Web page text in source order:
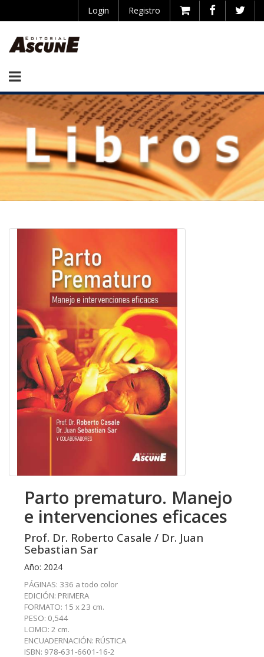
Login Registro
Parto prematuro. Manejo
e intervenciones eficaces
Prof. Dr. Roberto Casale / Dr. Juan
Sebastian Sar
Año: 2024
PÁGINAS: 336 a todo color
EDICIÓN: PRIMERA
FORMATO: 15 x 23 cm.
PESO: 0,544
LOMO: 2 cm.
ENCUADERNACIÓN: RÚSTICA
ISBN: 978-631-6601-16-2